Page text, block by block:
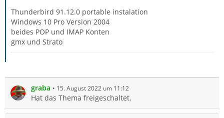
Thunderbird 91.12.0 portable instalation
Windows 10 Pro Version 2004
beides POP und IMAP Konten
gmx und Strato
graba 15. August 2022 um 11:12
Hat das Thema freigeschaltet.